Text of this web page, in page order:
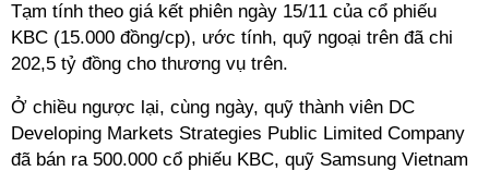
Tạm tính theo giá kết phiên ngày 15/11 của cổ phiếu
KBC (15.000 đồng/cp), ước tính, quỹ ngoại trên đã chi
202,5 tỷ đồng cho thương vụ trên.
Ở chiều ngược lại, cùng ngày, quỹ thành viên DC
Developing Markets Strategies Public Limited Company
đã bán ra 500.000 cổ phiếu KBC, quỹ Samsung Vietnam